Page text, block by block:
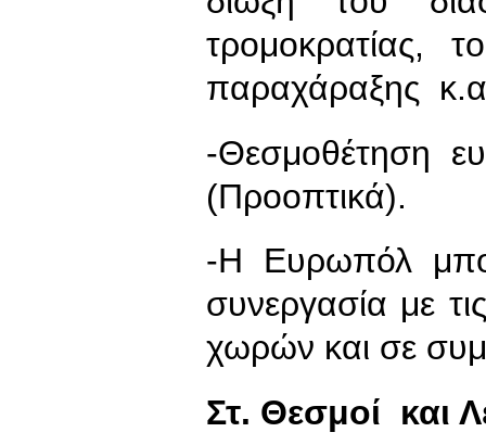
τρομοκρατίας,
παραχάραξης
-Θεσμοθέτηση
(Προοπτικά).
-Η Ευρωπόλ
συνεργασία με
χωρών και σε
Στ. Θεσμοί και